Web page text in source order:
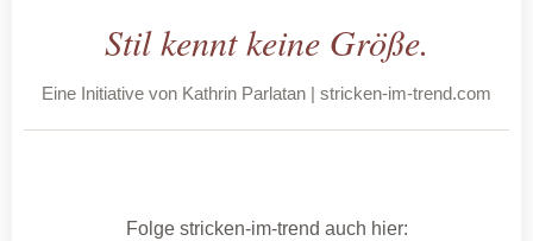
Stil kennt keine Größe.
Eine Initiative von Kathrin Parlatan | stricken-im-trend.com
Folge stricken-im-trend auch hier: